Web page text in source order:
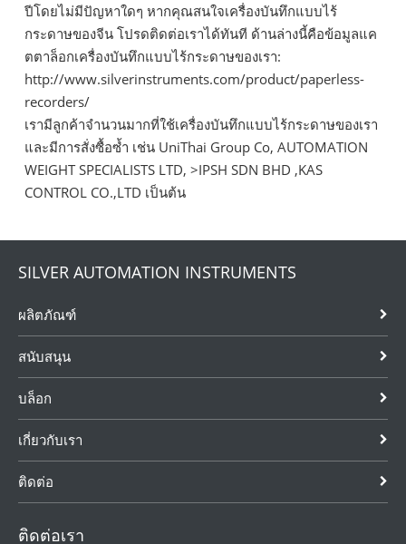
ปีโดยไม่มีปัญหาใดๆ หากคุณสนใจเครื่องบันทึกแบบไร้
กระดาษของจีน โปรดติดต่อเราได้ทันที ด้านล่างนี้คือข้อมูลแค
ตตาล็อกเครื่องบันทึกแบบไร้กระดาษของเรา:
http://www.silverinstruments.com/product/paperless-
recorders/
เรามีลูกค้าจำนวนมากที่ใช้เครื่องบันทึกแบบไร้กระดาษของเรา
และมีการสั่งซื้อซ้ำ เช่น UniThai Group Co, AUTOMATION
WEIGHT SPECIALISTS LTD, >IPSH SDN BHD ,KAS
CONTROL CO.,LTD เป็นต้น
SILVER AUTOMATION INSTRUMENTS
ผลิตภัณฑ์
สนับสนุน
บล็อก
เกี่ยวกับเรา
ติดต่อ
ติดต่อเรา